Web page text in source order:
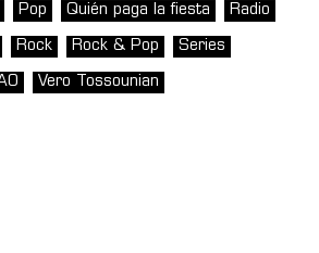
Pop Quién paga la fiesta Radio
Rock Rock & Pop Series
Vero Tossounian